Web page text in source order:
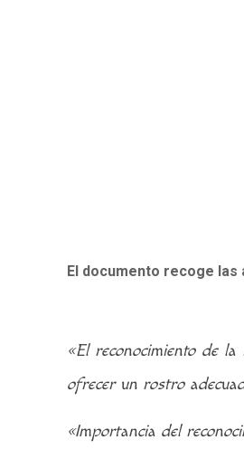
El documento recoge
«El reconocimiento de
ofrecer un rostro
«Importancia del